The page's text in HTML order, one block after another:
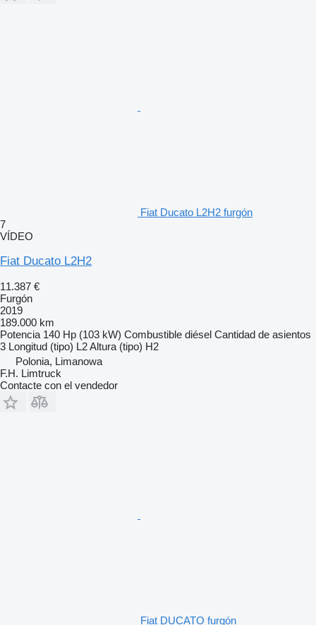
Fiat Ducato L2H2 furgón
7
VÍDEO
Fiat Ducato L2H2
11.387 €
Furgón
2019
189.000 km
Potencia 140 Hp (103 kW) Combustible diésel Cantidad de asientos
3 Longitud (tipo) L2Altura (tipo) H2
Polonia, Limanowa
F.H. Limtruck
Contacte con el vendedor
Fiat DUCATO furgón